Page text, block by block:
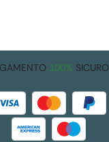
100% SICURO